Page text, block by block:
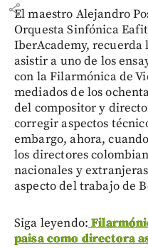
shareEl maestro Alejandro
Orquesta Sinfónica
IberAcademy,
asistir a uno de los
con la Filarmónica de
mediados de los
del compositor y
corregir aspectos
embargo, ahora,
los directores
nacionales y
aspecto del trabajo de
Siga leyendo:
paisa como directora